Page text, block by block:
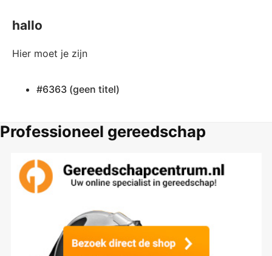
hallo
Hier moet je zijn
#6363 (geen titel)
Professioneel gereedschap